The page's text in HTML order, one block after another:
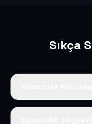
Sıkça
Tek fiyat uygulanır: